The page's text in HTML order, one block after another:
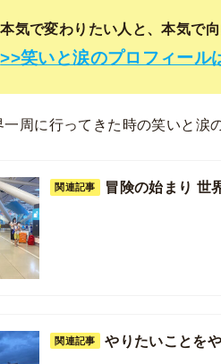
本気で変わりたい人と、本気で向
>>笑いと涙のプロフィール
周に行ってきた時の笑いと涙
関連記事 冒険の始まり 世
関連記事 やりたいことを